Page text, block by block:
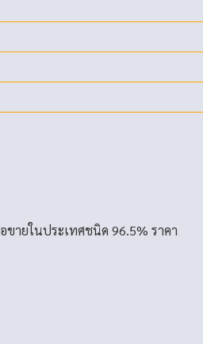
ายในประเทศชนิด 96.5% ราคา